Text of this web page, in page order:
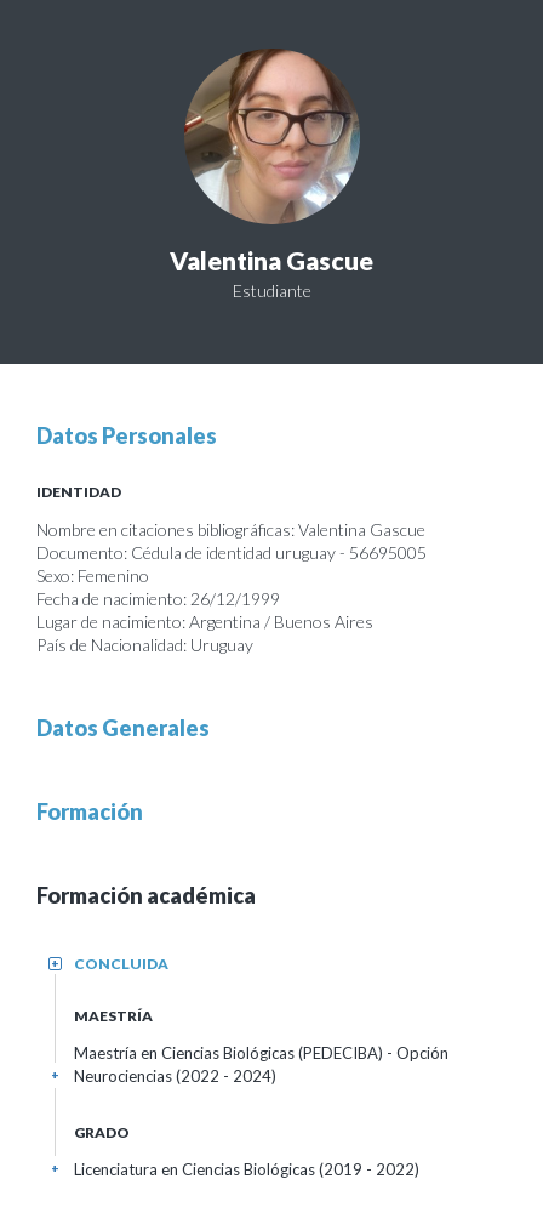
Valentina Gascue
Estudiante
Datos Personales
IDENTIDAD
Nombre en citaciones bibliográficas: Valentina Gascue
Documento: Cédula de identidad uruguay - 56695005
Sexo: Femenino
Fecha de nacimiento: 26/12/1999
Lugar de nacimiento: Argentina / Buenos Aires
País de Nacionalidad: Uruguay
Datos Generales
Formación
Formación académica
CONCLUIDA
+
MAESTRÍA
Maestría en Ciencias Biológicas (PEDECIBA) - Opción
Neurociencias (2022 - 2024)
+
GRADO
Licenciatura en Ciencias Biológicas (2019 - 2022)
+